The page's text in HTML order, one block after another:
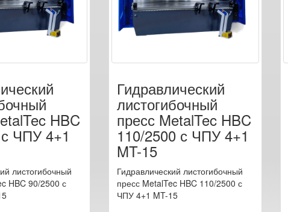
HBC
ЧПУ 4+1
листогибочный
HBC 90/2500 с
Гидравлический
листогибочный
пресс MetalTec HBC
110/2500 с ЧПУ 4+1
MT-15
Гидравлический листогибочный
пресс MetalTec HBC 110/2500 с
ЧПУ 4+1 MT-15